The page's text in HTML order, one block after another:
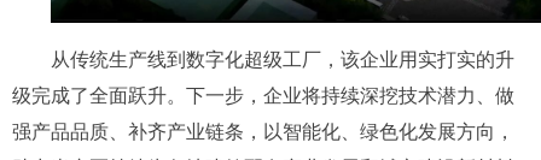
从传统生产线到数字化超级工厂，该企业用实打实的升
级完成了全面跃升。下一步，企业将持续深挖技术潜力、做
强产品品质、补齐产业链条，以智能化、绿色化发展方向，